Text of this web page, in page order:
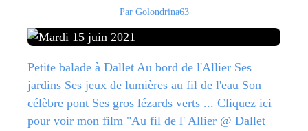
Par Golondrina63
Petite balade à Dallet Au bord de l'Allier Ses
jardins Ses jeux de lumières au fil de l'eau Son
célèbre pont Ses gros lézards verts ... Cliquez ici
pour voir mon film "Au fil de l' Allier @ Dallet